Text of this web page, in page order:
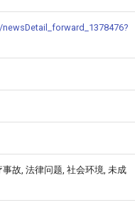
故, 法律问题, 社会环境, 未成